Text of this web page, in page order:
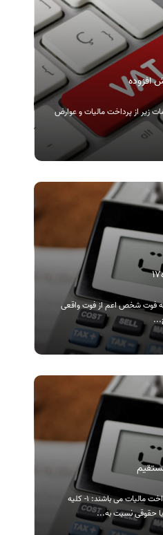
افزوده
خدمات زیر از پرداخت مالیات و عوارض
فوت شخص اعم از فوت واقعی
ماده ۱- اشخاص زیر مشمول پرداخت مالیات می باشند: ۱- کلیه
حقوقی نسبت به...